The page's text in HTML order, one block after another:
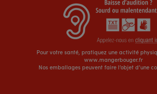
Pour votre santé, pratiquez une activité
www.mangerbouger.fr
Nos emballages peuvent faire l’objet d’une